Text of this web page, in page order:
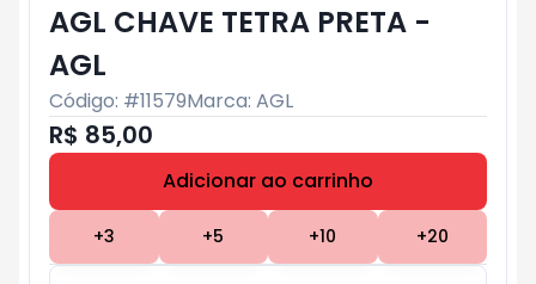
AGL CHAVE TETRA PRETA -
AGL
Código: #11579Marca: AGL
R$ 85,00
Adicionar ao carrinho
+3 +5 +10 +20